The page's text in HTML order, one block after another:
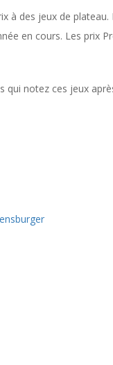
à des jeux de plateau.
en cours. Les prix
qui notez ces jeux